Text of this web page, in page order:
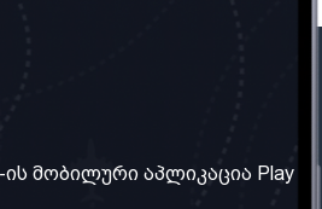
წესები და პირობები
ის მობილური აპლიკაცია Play